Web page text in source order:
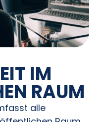
IM
RAUM
alle